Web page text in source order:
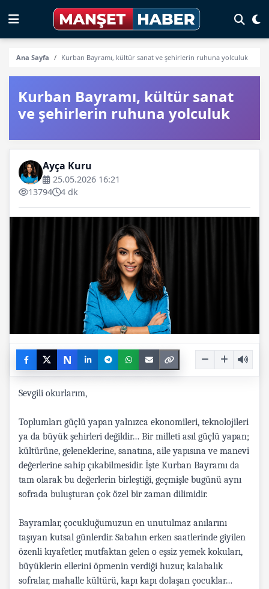
Ana Sayfa Kurban Bayramı, kültür sanat ve şehirlerin ruhuna yolculuk
Kurban Bayramı, kültür sanat
ve şehirlerin ruhuna yolculuk
Ayça Kuru
25.05.2026 16:21
13794
4 dk
N
Sevgili okurlarım,
Toplumları güçlü yapan yalnızca ekonomileri, teknolojileri
ya da büyük şehirleri değildir… Bir milleti asıl güçlü yapan;
kültürüne, geleneklerine, sanatına, aile yapısına ve manevi
değerlerine sahip çıkabilmesidir. İşte Kurban Bayramı da
tam olarak bu değerlerin birleştiği, geçmişle bugünü aynı
sofrada buluşturan çok özel bir zaman dilimidir.
Bayramlar, çocukluğumuzun en unutulmaz anılarını
taşıyan kutsal günlerdir. Sabahın erken saatlerinde giyilen
özenli kıyafetler, mutfaktan gelen o eşsiz yemek kokuları,
büyüklerin ellerini öpmenin verdiği huzur, kalabalık
sofralar, mahalle kültürü, kapı kapı dolaşan çocuklar…